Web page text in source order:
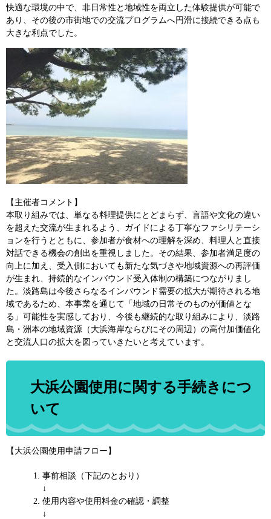
快適な環境の中で、非日常性と地域性を両立した体験提供が可能で
あり、その後の市街地での交流プログラムへ円滑に接続できる点も
大きな利点でした。​
【主催者コメント】
本取り組みでは、単なる料理提供にとどまらず、言語や文化の違い
を超えた交流が生まれるよう、ガイドによる丁寧なファシリテーシ
ョンを行うとともに、参加者が食材への理解を深め、料理人と直接
対話できる機会の創出を重視しました。その結果、参加者満足度の
向上に加え、受入側においても新たな気づきや地域資源への再評価
が生まれ、持続的なインバウンド受入体制の構築につながりまし
た。淡路島は今後さらなるインバウンド需要の拡大が期待される地
域であるため、本事業を通じて「地域の日常そのものが価値とな
る」可能性を実感しており、今後も継続的な取り組みにより、淡路
島・洲本の地域資源（大浜海岸ならびにその周辺）の高付加価値化
と交流人口の拡大を図っていきたいと考えています。
大浜公園使用に関する手続きにつ
いて
【大浜公園使用申請フロー】
事前相談（下記のとおり）
↓
使用内容や使用料金の確認・調整
↓